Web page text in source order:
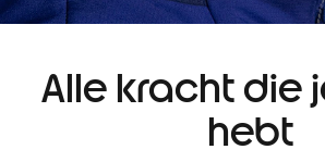
Alle kracht die
hebt